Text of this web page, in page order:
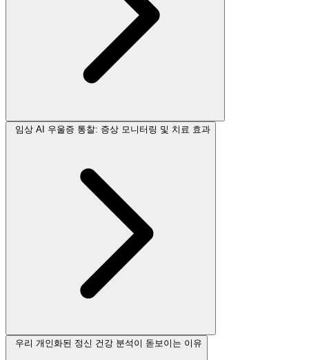
임상 AI 우울증 통찰: 증상 모니터링 및 치료 효과
우리 개인화된 정신 건강 분석이 돋보이는 이유